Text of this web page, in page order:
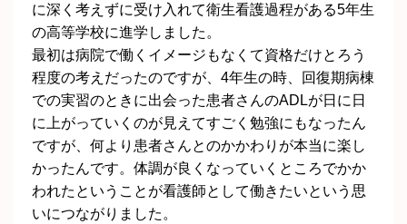
に深く考えずに受け入れて衛生看護過程がある5年生
の高等学校に進学しました。
最初は病院で働くイメージもなくて資格だけとろう
程度の考えだったのですが、4年生の時、回復期病棟
での実習のときに出会った患者さんのADLが日に日
に上がっていくのが見えてすごく勉強にもなったん
ですが、何より患者さんとのかかわりが本当に楽し
かったんです。体調が良くなっていくところでかか
われたということが看護師として働きたいという思
いにつながりました。